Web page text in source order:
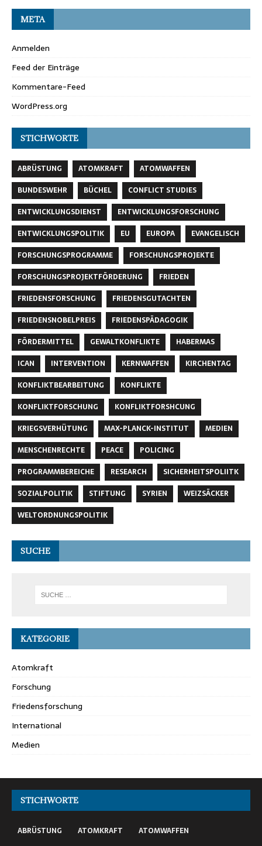
META
Anmelden
Feed der Einträge
Kommentare-Feed
WordPress.org
STICHWORTE
ABRÜSTUNG ATOMKRAFT
ATOMWAFFEN
BUNDESWEHR
BÜCHEL
CONFLICT STUDIES
ENTWICKLUNGSDIENST
ENTWICKLUNGSFORSCHUNG
ENTWICKLUNGSPOLITIK
EU EUROPA
EVANGELISCH
FORSCHUNGSPROGRAMME
FORSCHUNGSPROJEKTE
FORSCHUNGSPROJEKTFÖRDERUNG
FRIEDEN
FRIEDENSFORSCHUNG
FRIEDENSGUTACHTEN
FRIEDENSNOBELPREIS
FRIEDENSPÄDAGOGIK
FÖRDERMITTEL
GEWALTKONFLIKTE
HABERMAS
ICAN
INTERVENTION KERNWAFFEN
KIRCHENTAG
KONFLIKTBEARBEITUNG
KONFLIKTE
KONFLIKTFORSCHUNG
KONFLIKTFORSHCUNG
KRIEGSVERHÜTUNG
MAX-PLANCK-INSTITUT
MEDIEN
MENSCHENRECHTE
PEACE
POLICING
PROGRAMMBEREICHE
RESEARCH
SICHERHEITSPOLIITK
SOZIALPOLITIK
STIFTUNG SYRIEN
WEIZSÄCKER
WELTORDNUNGSPOLITIK
SUCHE
KATEGORIE
Atomkraft
Forschung
Friedensforschung
International
Medien
STICHWORTE
ABRÜSTUNG ATOMKRAFT
ATOMWAFFEN